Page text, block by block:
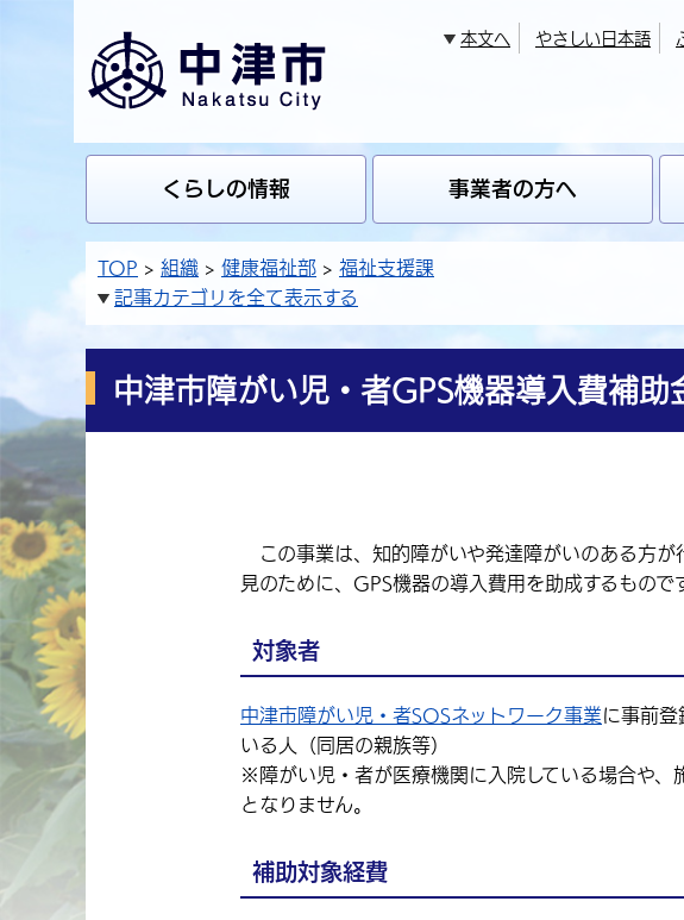
本文へ やさしい日本語
くらしの情報 事業者の方へ
TOP 組織 健康福祉部
福祉支援課
記事カテゴリを全て表示する
中津市障がい児・者GPS機器導入費補助
この事業は、知的障がいや発達障がいのある方が
見のために、GPS機器の導入費用を助成するもので
対象者
中津市障がい児・者SOSネットワーク事業に事前登
いる人（同居の親族等）
※障がい児・者が医療機関に入院している場合や、
となりません。
補助対象経費